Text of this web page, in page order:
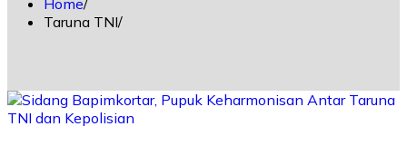
Taruna TNI